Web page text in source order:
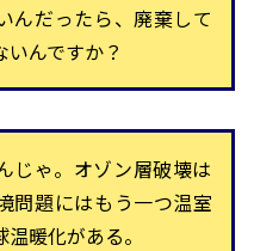
んだったら、廃棄して
んですか？
じゃ。オゾン層破壊は
問題にはもう一つ温室
暖化がある。